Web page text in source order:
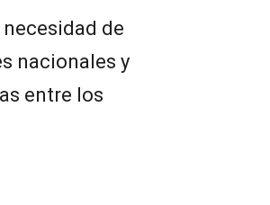
de
nacionales y
entre los